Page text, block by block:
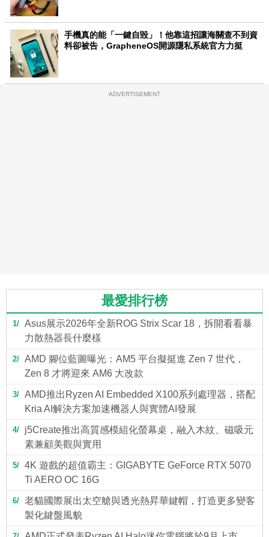
手機真的能「一鍵自毀」！他靠這招讓海關查不到資
料卻被告，GrapheneOS開源隱私系統官方力挺
ADVERTISEMENT
最愛排行榜
1
Asus展示2026年全新ROG Strix Scar 18，拆開看看暴
力散熱器長什麼樣
2
AMD 腳位藍圖曝光：AM5 平台擬挺進 Zen 7 世代，
Zen 8 才將迎來 AM6 大改款
3
AMD推出Ryzen AI Embedded X100系列處理器，搭配
Kria AI解決方案加速機器人與實體AI發展
4
j5Create推出高質感模組化螢幕桌，融入木紋、磁吸元
素兼顧美觀與實用
5
4K 遊戲的超值霸主：GIGABYTE GeForce RTX 5070
Ti AERO OC 16G
6
老貓國際展出太空艙與透光熱昇華鍵帽，打造更多變客
製化鍵盤風貌